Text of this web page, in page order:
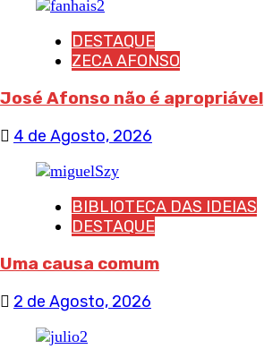
DESTAQUE
ZECA AFONSO
José Afonso não é apropriável
4 de Agosto, 2026
BIBLIOTECA DAS IDEIAS
DESTAQUE
Uma causa comum
2 de Agosto, 2026